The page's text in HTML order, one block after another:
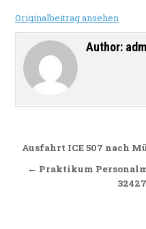
Originalbeitrag ansehen
Author:
Ausfahrt ICE 507 nach
← Praktikum